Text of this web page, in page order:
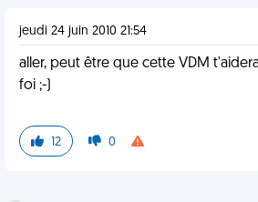
jeudi 24 juin 2010 21:54
aller, peut être que cette VDM
foi ;-)
12 0